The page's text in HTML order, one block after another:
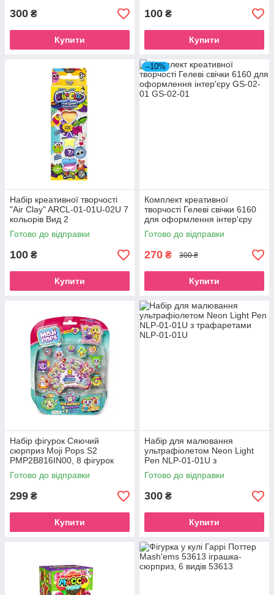
300 ₴
Купити
100 ₴
Купити
Набір креативної творчості
"Air Clay" ARCL-01-01U-02U 7
кольорів Вид 2
Готово до відправки
100 ₴
Купити
–10%
Комплект креативної
творчості Гелеві свічки 6160
для оформлення інтер'єру
GS-02-01
Готово до відправки
270 ₴ 300 ₴
Купити
Набір фігурок Сяючий
сюрприз Moji Pops S2
PMP2B816IN00, 8 фігурок
Готово до відправки
299 ₴
Купити
Набір для малювання
ультрафіолетом Neon Light
Pen NLP-01-01U з
трафаретами
Готово до відправки
300 ₴
Купити